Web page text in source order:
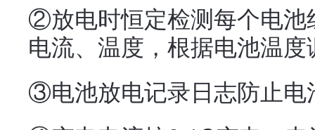
②放电时恒定检测每个电池
电流、温度，根据电池温
③电池放电记录日志防止电